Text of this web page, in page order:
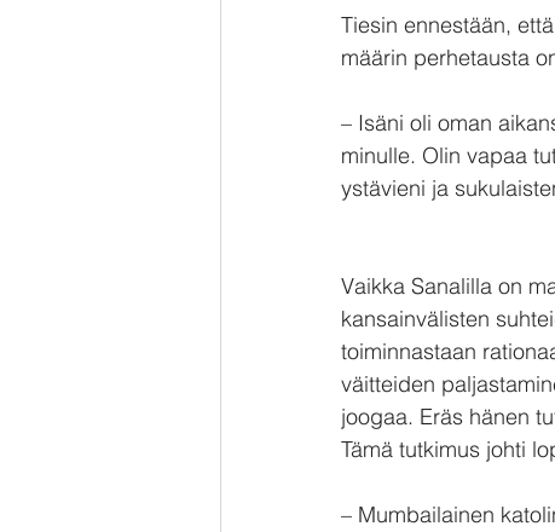
Tiesin ennestään,
määrin perhetausta
– Isäni oli oman
minulle. Olin vapaa
ystävieni ja
Vaikka Sanalilla on
kansainvälisten
toiminnastaan
väitteiden
joogaa. Eräs hänen
Tämä tutkimus johti
– Mumbailainen